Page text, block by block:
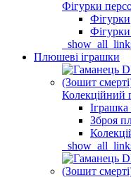
Фігурки
Фігурки
Фігурки
Плюшеві іграшки
Зброя